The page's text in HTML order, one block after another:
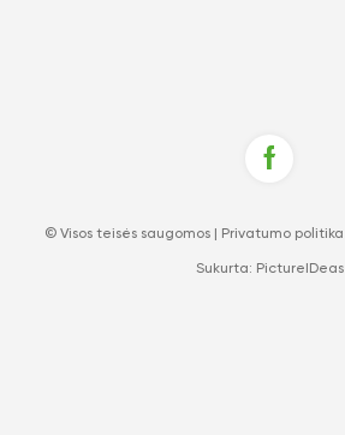
© Visos teisės saugomos | Privatumo politika
Sukurta: PictureIDeas